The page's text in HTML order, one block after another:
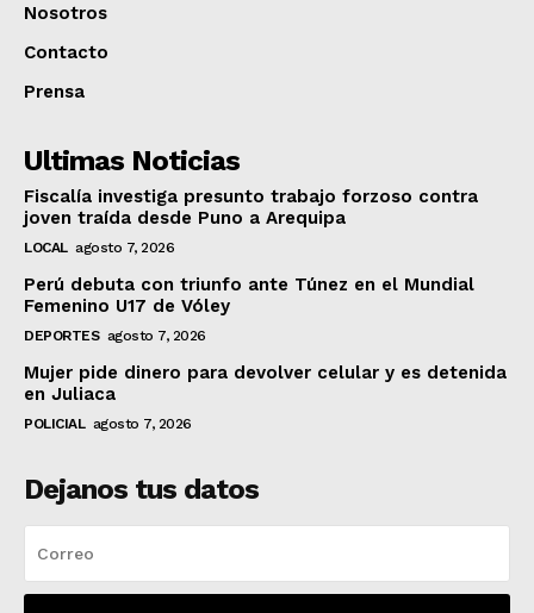
Nosotros
Contacto
Prensa
Ultimas Noticias
Fiscalía investiga presunto trabajo forzoso contra
joven traída desde Puno a Arequipa
LOCAL agosto 7, 2026
Perú debuta con triunfo ante Túnez en el Mundial
Femenino U17 de Vóley
DEPORTES agosto 7, 2026
Mujer pide dinero para devolver celular y es detenida
en Juliaca
POLICIAL agosto 7, 2026
Dejanos tus datos